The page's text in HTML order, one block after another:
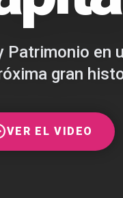
Patrimonio en
gran
VER EL VIDEO